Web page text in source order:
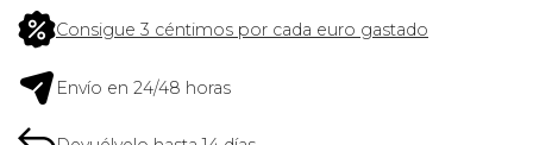
Consigue 3 céntimos por cada euro gastado
Envío en 24/48 horas